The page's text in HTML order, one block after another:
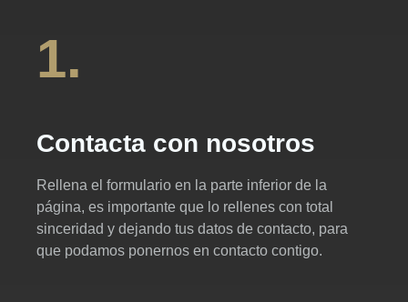
1.
Contacta con nosotros
Rellena el formulario en la parte inferior de la
página, es importante que lo rellenes con total
sinceridad y dejando tus datos de contacto, para
que podamos ponernos en contacto contigo.